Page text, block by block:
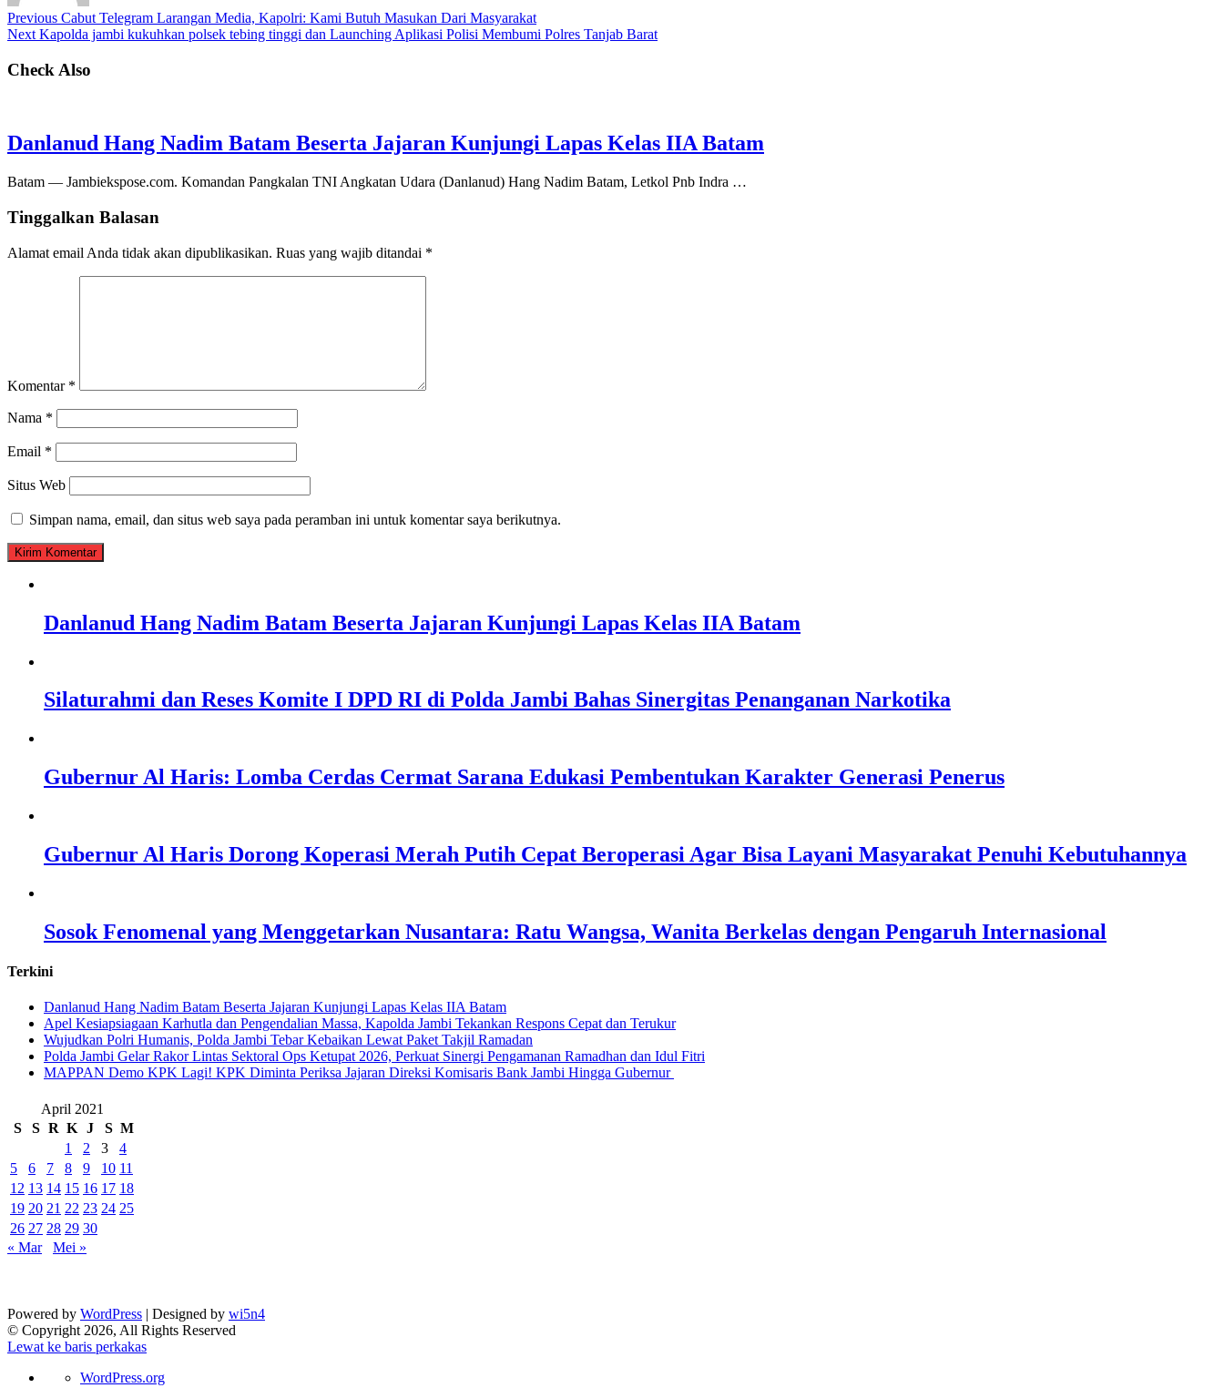
Previous Cabut Telegram Larangan Media, Kapolri: Kami Butuh Masukan Dari Masyarakat
Next Kapolda jambi kukuhkan polsek tebing tinggi dan Launching Aplikasi Polisi Membumi Polres Tanjab Barat
Check Also
Danlanud Hang Nadim Batam Beserta Jajaran Kunjungi Lapas Kelas IIA Batam
Batam — Jambiekspose.com. Komandan Pangkalan TNI Angkatan Udara (Danlanud) Hang Nadim Batam, Letkol Pnb Indra …
Tinggalkan Balasan
Alamat email Anda tidak akan dipublikasikan. Ruas yang wajib ditandai *
Komentar *
Nama *
Email *
Situs Web
Simpan nama, email, dan situs web saya pada peramban ini untuk komentar saya berikutnya.
Danlanud Hang Nadim Batam Beserta Jajaran Kunjungi Lapas Kelas IIA Batam
Silaturahmi dan Reses Komite I DPD RI di Polda Jambi Bahas Sinergitas Penanganan Narkotika
Gubernur Al Haris: Lomba Cerdas Cermat Sarana Edukasi Pembentukan Karakter Generasi Penerus
Gubernur Al Haris Dorong Koperasi Merah Putih Cepat Beroperasi Agar Bisa Layani Masyarakat Penuhi Kebutuhannya
Sosok Fenomenal yang Menggetarkan Nusantara: Ratu Wangsa, Wanita Berkelas dengan Pengaruh Internasional
Terkini
Danlanud Hang Nadim Batam Beserta Jajaran Kunjungi Lapas Kelas IIA Batam
Apel Kesiapsiagaan Karhutla dan Pengendalian Massa, Kapolda Jambi Tekankan Respons Cepat dan Terukur
Wujudkan Polri Humanis, Polda Jambi Tebar Kebaikan Lewat Paket Takjil Ramadan
Polda Jambi Gelar Rakor Lintas Sektoral Ops Ketupat 2026, Perkuat Sinergi Pengamanan Ramadhan dan Idul Fitri
‎MAPPAN Demo KPK Lagi! KPK Diminta Periksa Jajaran Direksi Komisaris Bank Jambi Hingga Gubernur ‎
April 2021
S
S R K J S M
1
2 3
4
5
6 7 8 9 10 11
12 13 14 15 16 17 18
19 20 21 22 23 24 25
26 27 28 29 30
« Mar
Mei »
Powered by WordPress | Designed by wi5n4
© Copyright 2026, All Rights Reserved
Lewat ke baris perkakas
TentangWordPress.org